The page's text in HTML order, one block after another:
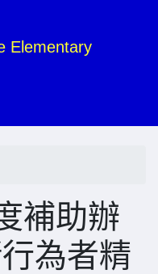
Elementary
補助辦
為者精